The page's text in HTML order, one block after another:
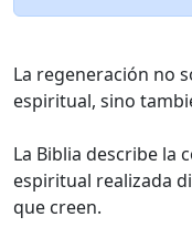
La regeneración no
espiritual, sino
La Biblia describe la
espiritual realizada
que creen.